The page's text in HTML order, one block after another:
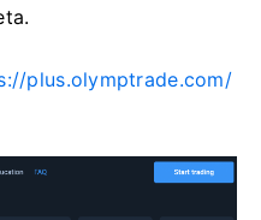
plus.olymptrade.com/